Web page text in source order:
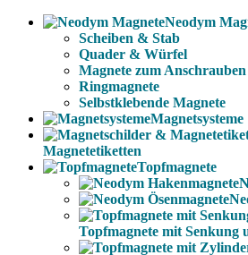
Neodym
Scheiben & Stab
Quader & Würfel
Magnete zum Anschrauben
Ringmagnete
Selbstklebende Magnete
Magnetsysteme
Magnetetiketten
Topfmagnete
Topfmagnete mit Senkung